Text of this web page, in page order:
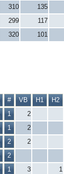
310 135
299 117
320 101
# VB H1 H2
1
2
1 2
2
2
2
1 3 1